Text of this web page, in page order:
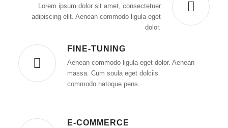
Lorem ipsum dolor sit amet, consectetuer
adipiscing elit. Aenean commodo ligula eget
dolor.
FINE-TUNING
Aenean commodo ligula eget dolor. Aenean
massa. Cum soula eget dolciis
commodo natoque pens.
E-COMMERCE